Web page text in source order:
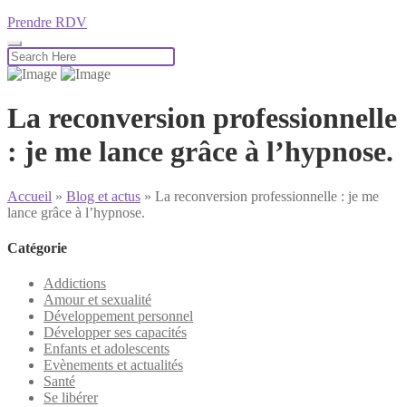
Prendre RDV
La reconversion professionnelle
: je me lance grâce à l’hypnose.
Accueil » Blog et actus » La reconversion professionnelle : je me
lance grâce à l’hypnose.
Catégorie
Addictions
Amour et sexualité
Développement personnel
Développer ses capacités
Enfants et adolescents
Evènements et actualités
Santé
Se libérer